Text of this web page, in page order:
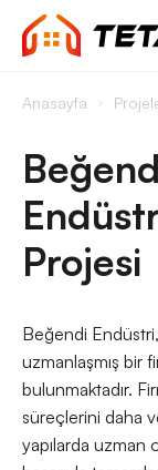
Anasayfa
Projesi
Beğendi
uzmanlaşmış bir
bulunmaktadır.
süreçlerini daha
yapılarda uzman